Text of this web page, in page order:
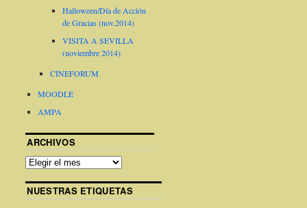
Halloween/Día de Acción
de Gracias (nov.2014)
VISITA A SEVILLA
(noviembre 2014)
CINEFORUM
MOODLE
AMPA
ARCHIVOS
NUESTRAS ETIQUETAS